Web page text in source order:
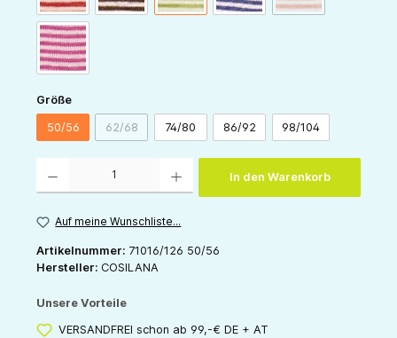
pink-natur
Größeauswählen
50/56 62/68(Diese Option ist zurzeit nicht verfügbar.)
74/80 86/92 98/104
In den Warenkorb
Auf meine Wunschliste...
Artikelnummer: 71016/126 50/56
Hersteller: COSILANA
Unsere Vorteile
VERSANDFREI schon ab 99,-€ DE + AT